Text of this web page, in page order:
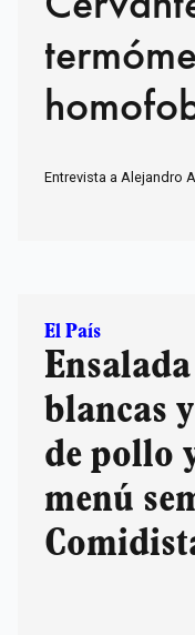
Entrevista a Alejandro
El País
blancas y
de pollo
menú